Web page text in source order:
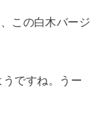
この白木バージ
ですね。うー